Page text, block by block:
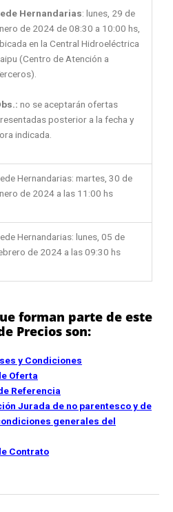
Hernandarias: lunes, 29 de
de 2024 de 08:30 a 10:00 hs,
en la Central Hidroeléctrica
(Centro de Atención a
no se aceptarán ofertas
posterior a la fecha y
indicada.
Hernandarias: martes, 30 de
de 2024 a las 11:00 hs
Hernandarias: lunes, 05 de
de 2024 a las 09:30 hs
forman parte de este
Precios son:
y Condiciones
Oferta
Referencia
Jurada de no parentesco y de
generales del
Contrato